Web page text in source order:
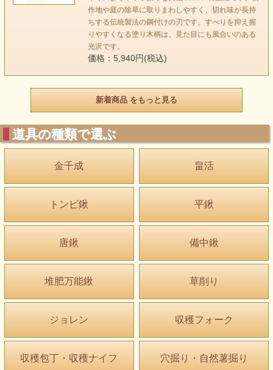
作地や庭の除草に取りまわしやすく、切れ味が長持
ちする伝統製法の鋼付けの刃です。すべりを抑え握
りやすくなる塗り木柄は、見た目にも風合いのある
光沢です。
価格：5,940円(税込)
新着商品 をもっと見る
道具の種類で選ぶ
金千成 畠活
トンビ鍬 平鍬
唐鍬 備中鍬
堆肥万能鍬 草削り
ジョレン 収穫フォーク
収穫包丁・収穫ナイフ 穴掘り・自然薯掘り